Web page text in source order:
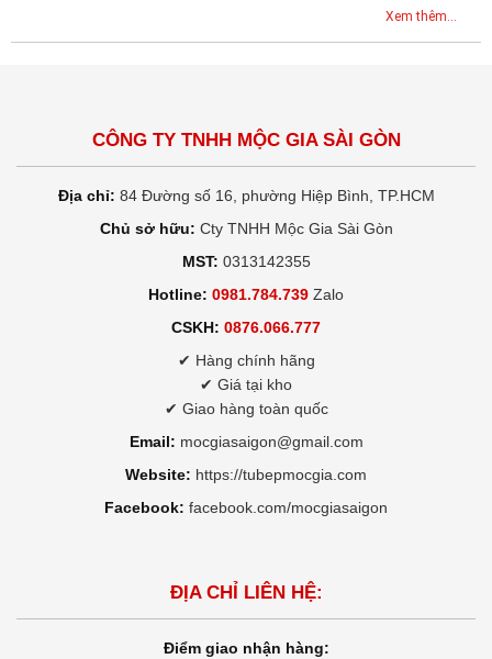
Xem thêm...
CÔNG TY TNHH MỘC GIA SÀI GÒN
Địa chỉ: 84 Đường số 16, phường Hiệp Bình, TP.HCM
Chủ sở hữu: Cty TNHH Mộc Gia Sài Gòn
MST: 0313142355
Hotline: 0981.784.739 Zalo
CSKH: 0876.066.777
✔ Hàng chính hãng
✔ Giá tại kho
✔ Giao hàng toàn quốc
Email: mocgiasaigon@gmail.com
Website: https://tubepmocgia.com
Facebook: facebook.com/mocgiasaigon
ĐỊA CHỈ LIÊN HỆ:
Điểm giao nhận hàng: